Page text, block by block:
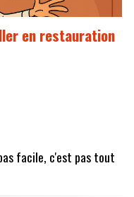
en restauration
facile, c'est pas tout